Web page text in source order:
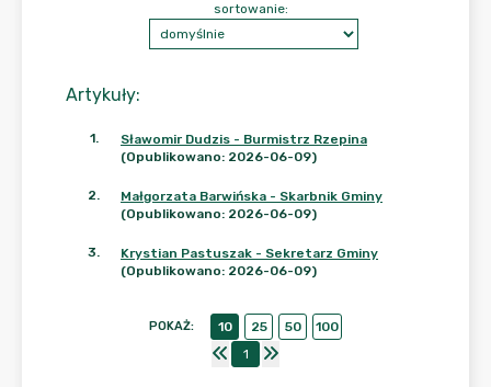
Artykuły:
sortowanie:
1.
Sławomir Dudzis - Burmistrz Rzepina
(Opublikowano: 2026-06-09)
2.
Małgorzata Barwińska - Skarbnik Gminy
(Opublikowano: 2026-06-09)
3.
Krystian Pastuszak - Sekretarz Gminy
(Opublikowano: 2026-06-09)
POKAŻ: 10 25 50
100
1